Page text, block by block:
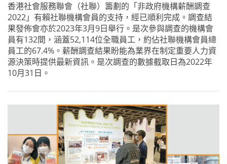
香港社會服務聯會（社聯）籌劃的「非政府機構薪酬調查
2022」有賴社聯機構會員的支持，經已順利完成。調查結
果發佈會亦於2023年3月9日舉行。是次參與調查的機構會
員有132間，涵蓋52,114位全職員工，約佔社聯機構會員總
員工的67.4%。薪酬調查結果盼能為業界在制定重要人力資
源決策時提供最新資訊。是次調查的數據截取日為2022年
10月31日。